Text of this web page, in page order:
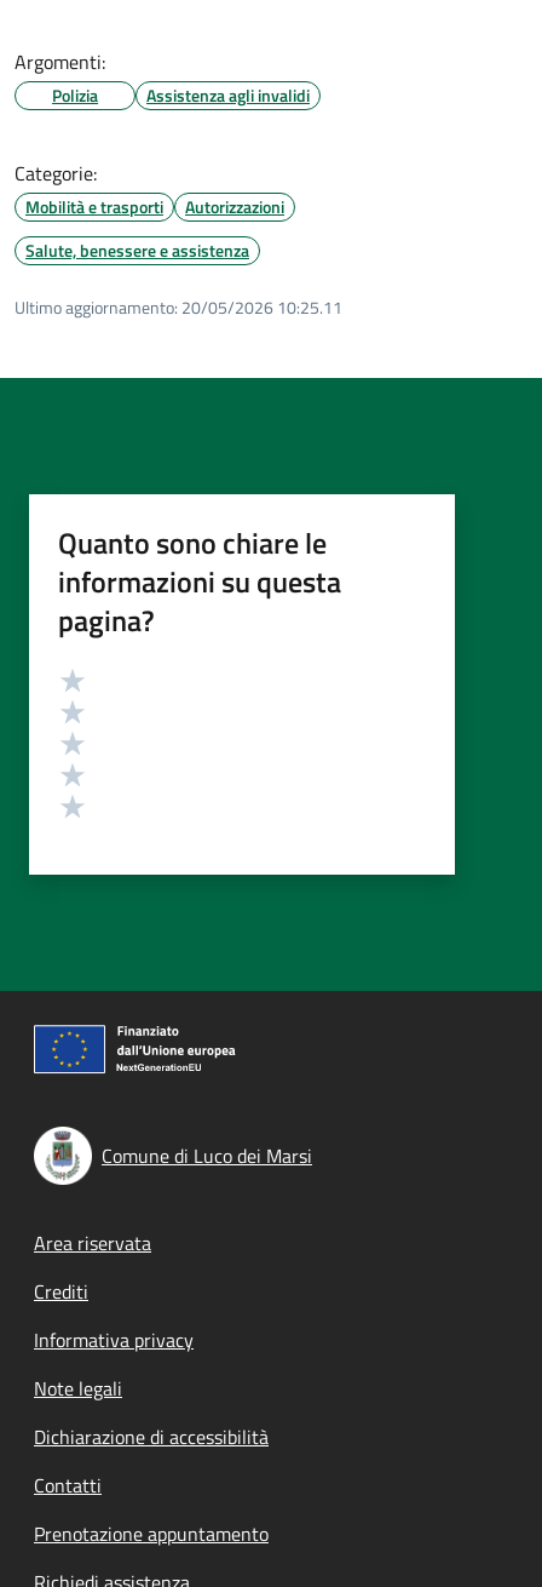
Argomenti:
Polizia Assistenza agli invalidi
Categorie:
Mobilità e trasporti
Autorizzazioni
Salute, benessere e assistenza
Ultimo aggiornamento: 20/05/2026 10:25.11
Quanto sono chiare le
informazioni su questa
pagina?
Valutazione
Comune di Luco dei Marsi
Footer menu
Area riservata
Crediti
Informativa privacy
Note legali
Dichiarazione di accessibilità
Contatti
Prenotazione appuntamento